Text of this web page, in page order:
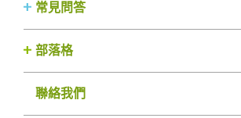
常見問答
部落格
聯絡我們